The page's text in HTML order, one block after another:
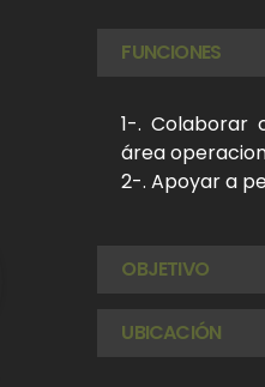
FUNCIONES
1-. Colaborar
área
2-. Apoyar a
OBJETIVO
UBICACIÓN